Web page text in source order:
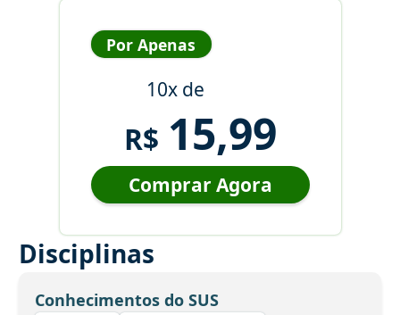
Por Apenas
10x de
R$ 15,99
Comprar Agora
Disciplinas
Conhecimentos do SUS